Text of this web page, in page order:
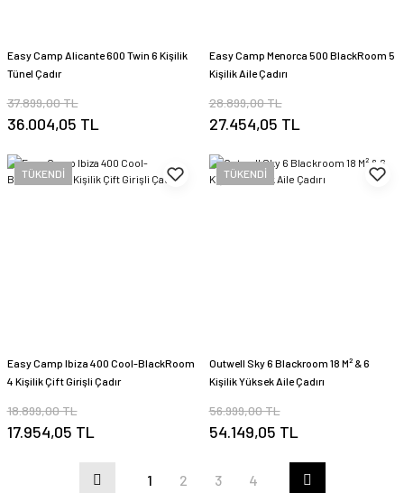
Easy Camp Alicante 600 Twin 6 Kişilik
Tünel Çadır
37.899,00 TL
36.004,05 TL
Easy Camp Menorca 500 BlackRoom 5
Kişilik Aile Çadırı
28.899,00 TL
27.454,05 TL
TÜKENDİ
Easy Camp Ibiza 400 Cool-BlackRoom
4 Kişilik Çift Girişli Çadır
18.899,00 TL
17.954,05 TL
TÜKENDİ
Outwell Sky 6 Blackroom 18 M² & 6
Kişilik Yüksek Aile Çadırı
56.999,00 TL
54.149,05 TL
1 2 3 4